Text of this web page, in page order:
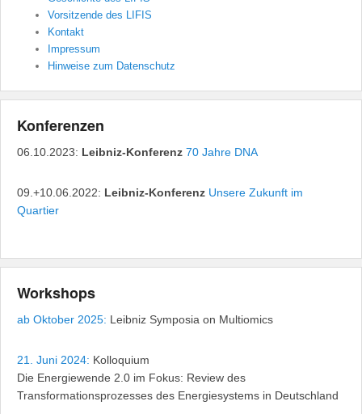
Vorsitzende des LIFIS
Kontakt
Impressum
Hinweise zum Datenschutz
Konferenzen
06.10.2023: Leibniz-Konferenz 70 Jahre DNA
09.+10.06.2022: Leibniz-Konferenz Unsere Zukunft im
Quartier
Workshops
ab Oktober 2025: Leibniz Symposia on Multiomics
21. Juni 2024: Kolloquium
Die Energiewende 2.0 im Fokus: Review des
Transformationsprozesses des Energiesystems in Deutschland